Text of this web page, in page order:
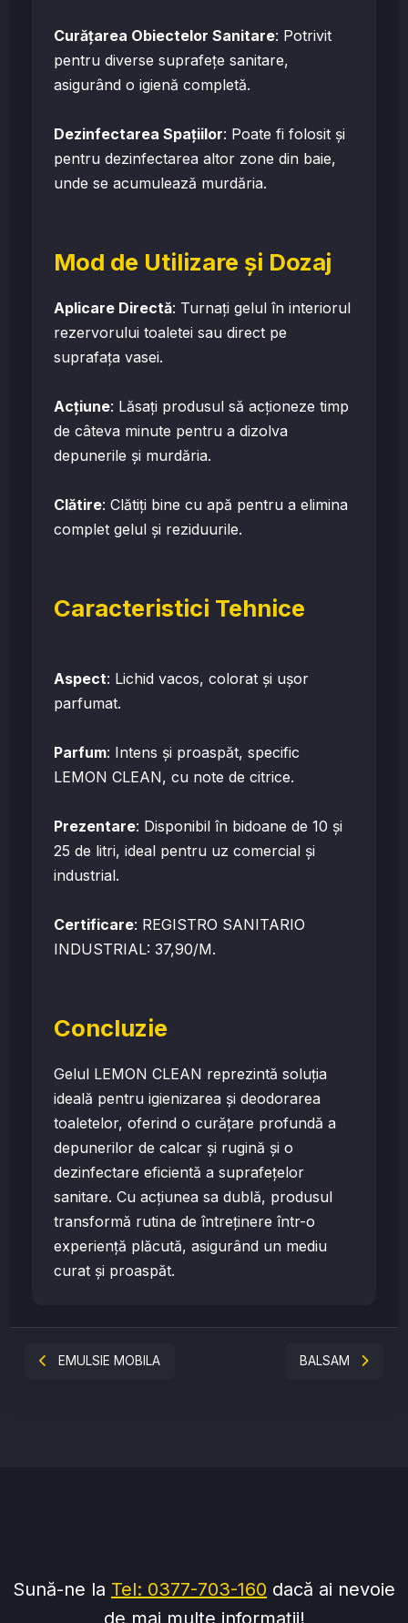
Curățarea Obiectelor Sanitare: Potrivit
pentru diverse suprafețe sanitare,
asigurând o igienă completă.
Dezinfectarea Spațiilor: Poate fi folosit și
pentru dezinfectarea altor zone din baie,
unde se acumulează murdăria.
Mod de Utilizare și Dozaj
Aplicare Directă: Turnați gelul în interiorul
rezervorului toaletei sau direct pe
suprafața vasei.
Acțiune: Lăsați produsul să acționeze timp
de câteva minute pentru a dizolva
depunerile și murdăria.
Clătire: Clătiți bine cu apă pentru a elimina
complet gelul și reziduurile.
Caracteristici Tehnice
Aspect: Lichid vacos, colorat și ușor
parfumat.
Parfum: Intens și proaspăt, specific
LEMON CLEAN, cu note de citrice.
Prezentare: Disponibil în bidoane de 10 și
25 de litri, ideal pentru uz comercial și
industrial.
Certificare: REGISTRO SANITARIO
INDUSTRIAL: 37,90/M.
Concluzie
Gelul LEMON CLEAN reprezintă soluția
ideală pentru igienizarea și deodorarea
toaletelor, oferind o curățare profundă a
depunerilor de calcar și rugină și o
dezinfectare eficientă a suprafețelor
sanitare. Cu acțiunea sa dublă, produsul
transformă rutina de întreținere într-o
experiență plăcută, asigurând un mediu
curat și proaspăt.
EMULSIE MOBILA BALSAM
Sună-ne la Tel: 0377-703-160 dacă ai nevoie
de mai multe informații!